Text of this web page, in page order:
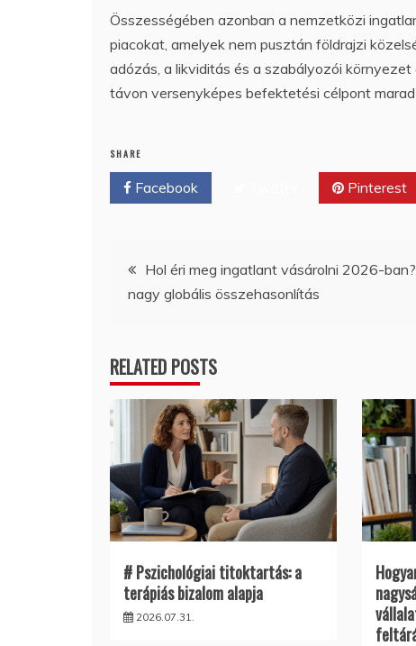
Összességében azonban a nemzetközi
piacokat, amelyek nem pusztán földrajzi
adózás, a likviditás és a szabályozói
távon versenyképes befektetési célpont
SHARE
Facebook Pinterest
Bejegyzés
navigáció
Hol éri meg ingatlant vásárolni 2026-
nagy globális összehasonlítás
RELATED POSTS
# Pszichológiai titoktartás: a
terápiás bizalom alapja
2026.07.31.